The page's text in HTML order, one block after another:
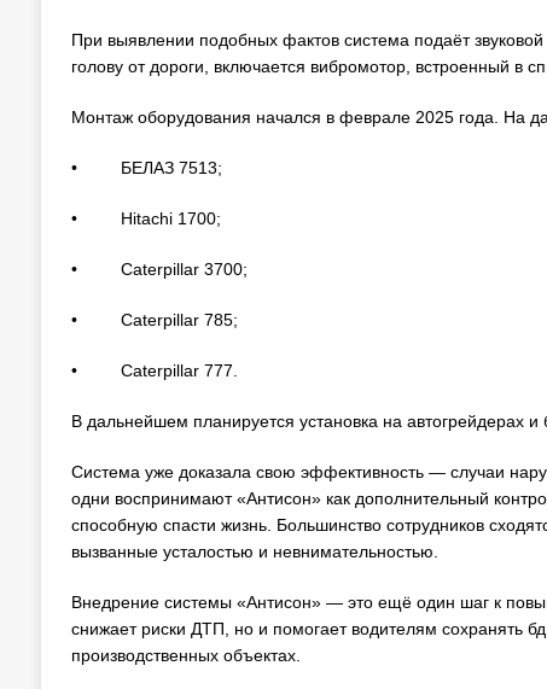
При выявлении подобных фактов система подаёт
голову от дороги, включается вибромотор, встроенный в
Монтаж оборудования начался в феврале 2025 года. На
• БЕЛАЗ 7513;
• Hitachi 1700;
• Caterpillar 3700;
• Caterpillar 785;
• Caterpillar 777.
В дальнейшем планируется установка на автогрейдерах и
Система уже доказала свою эффективность — случаи
одни воспринимают «Антисон» как дополнительный
способную спасти жизнь. Большинство сотрудников
вызванные усталостью и невнимательностью.
Внедрение системы «Антисон» — это ещё один шаг к
снижает риски ДТП, но и помогает водителям сохранять
производственных объектах.